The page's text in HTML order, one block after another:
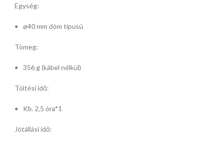
Egység:
ø40 mm dóm típusú
Tömeg:
356 g (kábel nélkül)
Töltési idő:
Kb. 2,5 óra*1
Jótállási idő: